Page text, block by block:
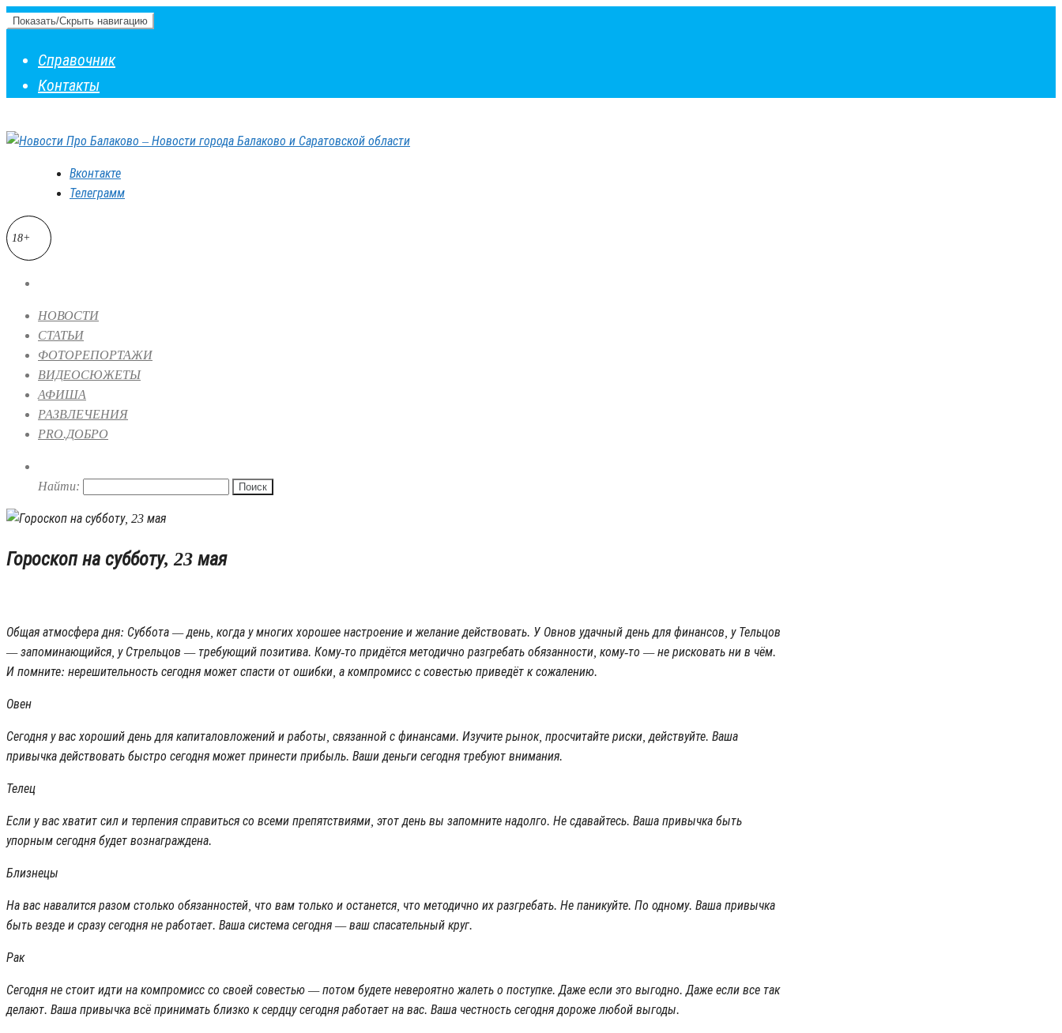
Показать/Скрыть навигацию
Справочник
Контакты
Вконтакте
Телеграмм
18+
НОВОСТИ
СТАТЬИ
ФОТОРЕПОРТАЖИ
ВИДЕОСЮЖЕТЫ
АФИША
РАЗВЛЕЧЕНИЯ
PRO.ДОБРО
Найти:
Гороскоп на субботу, 23 мая
Общая атмосфера дня: Суббота — день, когда у многих хорошее настроение и желание действовать. У Овнов удачный день для финансов, у Тельцов
— запоминающийся, у Стрельцов — требующий позитива. Кому-то придётся методично разгребать обязанности, кому-то — не рисковать ни в чём.
И помните: нерешительность сегодня может спасти от ошибки, а компромисс с совестью приведёт к сожалению.
Овен
Сегодня у вас хороший день для капиталовложений и работы, связанной с финансами. Изучите рынок, просчитайте риски, действуйте. Ваша
привычка действовать быстро сегодня может принести прибыль. Ваши деньги сегодня требуют внимания.
Телец
Если у вас хватит сил и терпения справиться со всеми препятствиями, этот день вы запомните надолго. Не сдавайтесь. Ваша привычка быть
упорным сегодня будет вознаграждена.
Близнецы
На вас навалится разом столько обязанностей, что вам только и останется, что методично их разгребать. Не паникуйте. По одному. Ваша привычка
быть везде и сразу сегодня не работает. Ваша система сегодня — ваш спасательный круг.
Рак
Сегодня не стоит идти на компромисс со своей совестью — потом будете невероятно жалеть о поступке. Даже если это выгодно. Даже если все так
делают. Ваша привычка всё принимать близко к сердцу сегодня работает на вас. Ваша честность сегодня дороже любой выгоды.